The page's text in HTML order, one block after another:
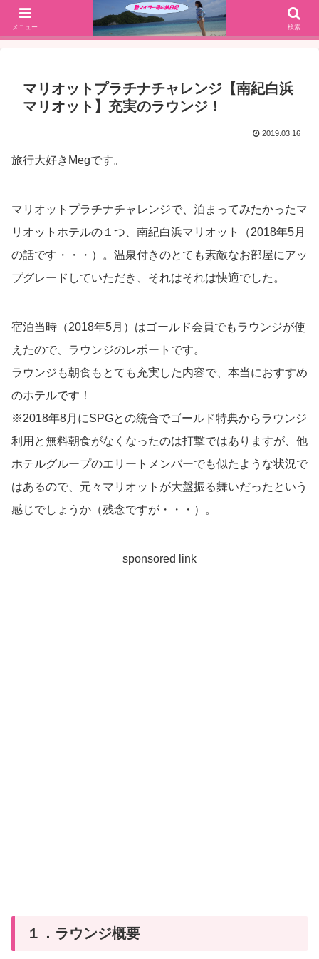
SFC修行(2016年解脱!)からJGC修行(2017年解脱)を決意、絶景や美味しいもの
大好きな働く陸マイラー母の旅行ブログ
マリオットプラチナチャレンジ【南紀白浜
マリオット】充実のラウンジ！
2019.03.16
旅行大好きMegです。
マリオットプラチナチャレンジで、泊まってみたかったマ
リオットホテルの１つ、南紀白浜マリオット（2018年5月
の話です・・・）。温泉付きのとても素敵なお部屋にアッ
プグレードしていただき、それはそれは快適でした。
宿泊当時（2018年5月）はゴールド会員でもラウンジが使
えたので、ラウンジのレポートです。
ラウンジも朝食もとても充実した内容で、本当におすすめ
のホテルです！
※2018年8月にSPGとの統合でゴールド特典からラウンジ
利用と無料朝食がなくなったのは打撃ではありますが、他
ホテルグループのエリートメンバーでも似たような状況で
はあるので、元々マリオットが大盤振る舞いだったという
感じでしょうか（残念ですが・・・）。
sponsored link
１．ラウンジ概要
メニュー 検索